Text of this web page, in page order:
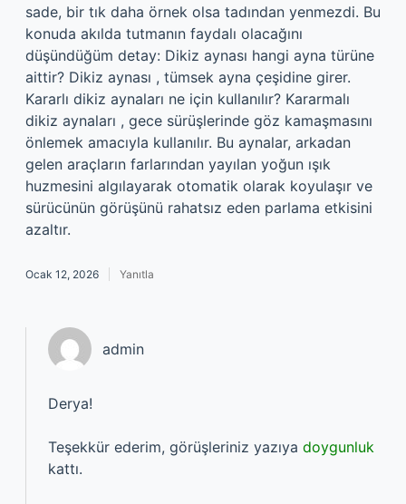
sade, bir tık daha örnek olsa tadından yenmezdi. Bu
konuda akılda tutmanın faydalı olacağını
düşündüğüm detay: Dikiz aynası hangi ayna türüne
aittir? Dikiz aynası , tümsek ayna çeşidine girer.
Kararlı dikiz aynaları ne için kullanılır? Kararmalı
dikiz aynaları , gece sürüşlerinde göz kamaşmasını
önlemek amacıyla kullanılır. Bu aynalar, arkadan
gelen araçların farlarından yayılan yoğun ışık
huzmesini algılayarak otomatik olarak koyulaşır ve
sürücünün görüşünü rahatsız eden parlama etkisini
azaltır.
Ocak 12, 2026 Yanıtla
admin
Derya!
Teşekkür ederim, görüşleriniz yazıya doygunluk
kattı.